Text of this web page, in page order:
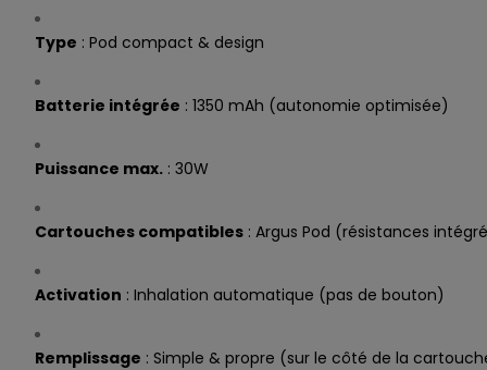
Type : Pod compact & design
Batterie intégrée : 1350 mAh (autonomie optimisée)
Puissance max. : 30W
Cartouches compatibles : Argus Pod (résistances
Activation : Inhalation automatique (pas de bouton)
Remplissage : Simple & propre (sur le côté de la